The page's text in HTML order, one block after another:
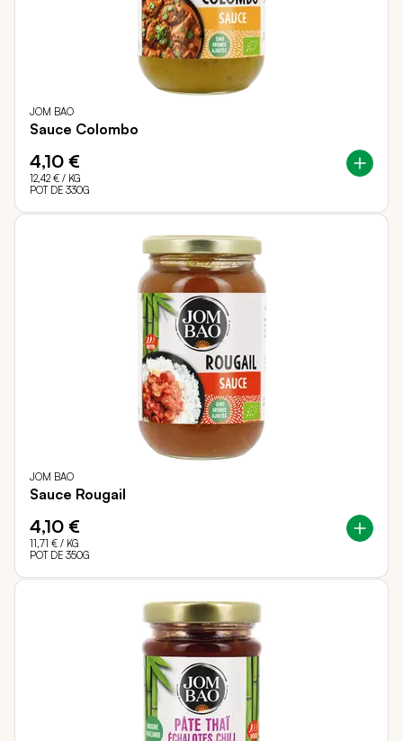
JOM BAO
Sauce Colombo
4,10 €
12,42 € / KG
POT DE 330G
JOM BAO
Sauce Rougail
4,10 €
11,71 € / KG
POT DE 350G